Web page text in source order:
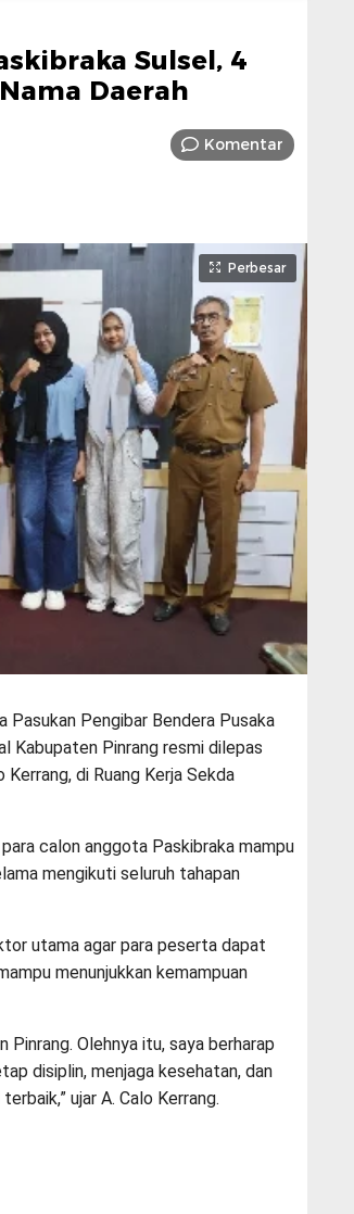
Sulsel, 4
Daerah
Komentar
Perbesar
Pengibar Bendera Pusaka
Kabupaten Pinrang resmi dilepas
di Ruang Kerja Sekda
calon anggota Paskibraka mampu
mengikuti seluruh tahapan
utama agar para peserta dapat
menunjukkan kemampuan
Pinrang. Olehnya itu, saya berharap
disiplin, menjaga kesehatan, dan
ujar A. Calo Kerrang.